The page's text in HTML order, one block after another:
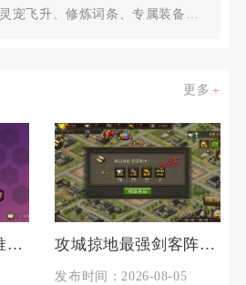
灵宠飞升、修炼词条、专属装备洗
更多
s8金铲铲之战阵容推荐有什么技巧 攻城掠地最强剑客阵容中有哪些隐秘玩法
发布时间：2026-08-05